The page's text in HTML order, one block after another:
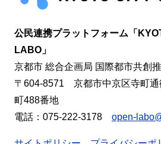
公民連携プラットフォーム「
LABO」
京都市 総合企画局 国際都市共創
〒604-8571 京都市中京区寺町通
町488番地
電話：075-222-3178 open-